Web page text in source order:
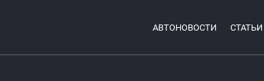
АВТОНОВОСТИ СТАТЬИ